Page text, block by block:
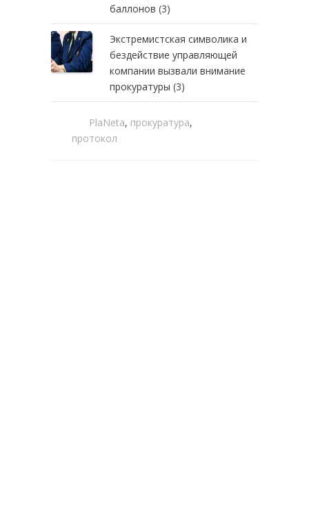
баллонов (3)
Экстремистская символика и
бездействие управляющей
компании вызвали внимание
прокуратуры (3)
PlaNeta, прокуратура,
протокол